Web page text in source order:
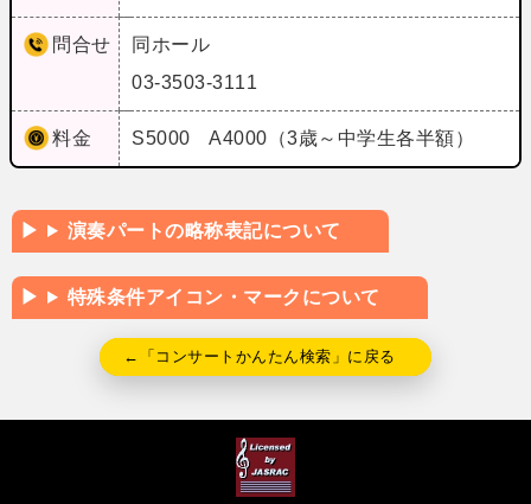
問合せ
同ホール
03-3503-3111
料金 S5000 A4000（3歳～中学生各半額）
演奏パートの略称表記について
特殊条件アイコン・マークについて
←「コンサートかんたん検索」に戻る